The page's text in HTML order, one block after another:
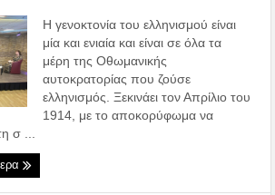
Η γενοκτονία του ελληνισμού είναι
μία και ενιαία και είναι σε όλα τα
μέρη της Οθωμανικής
αυτοκρατορίας που ζούσε
ελληνισμός. Ξεκινάει τον Απρίλιο του
1914, με το αποκορύφωμα να
σ ...